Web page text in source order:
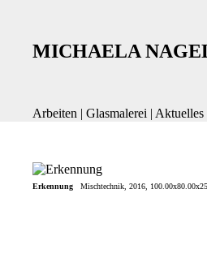
MICHAELA
Arbeiten | Glasmalerei | Aktuelles
Erkennung Mischtechnik, 2016,